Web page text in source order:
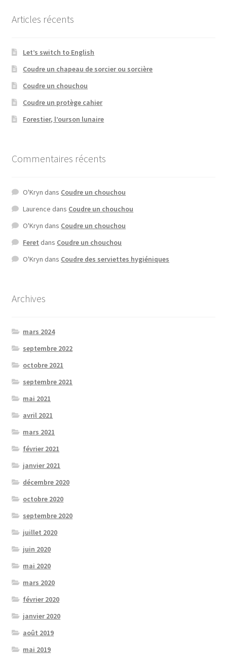
Articles récents
Let’s switch to English
Coudre un chapeau de sorcier ou sorcière
Coudre un chouchou
Coudre un protège cahier
Forestier, l’ourson lunaire
Commentaires récents
O'Kryn dans Coudre un chouchou
Laurence dans Coudre un chouchou
O'Kryn dans Coudre un chouchou
Feret dans Coudre un chouchou
O'Kryn dans Coudre des serviettes hygiéniques
Archives
mars 2024
septembre 2022
octobre 2021
septembre 2021
mai 2021
avril 2021
mars 2021
février 2021
janvier 2021
décembre 2020
octobre 2020
septembre 2020
juillet 2020
juin 2020
mai 2020
mars 2020
février 2020
janvier 2020
août 2019
mai 2019